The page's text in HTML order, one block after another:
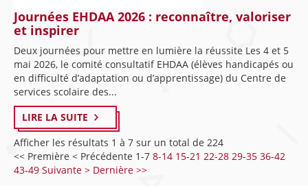
Journées EHDAA 2026 : reconnaître, valoriser
et inspirer
Deux journées pour mettre en lumière la réussite Les 4 et 5
mai 2026, le comité consultatif EHDAA (élèves handicapés ou
en difficulté d’adaptation ou d’apprentissage) du Centre de
services scolaire des...
LIRE LA SUITE
Afficher les résultats 1 à 7 sur un total de 224
<< Première < Précédente 1-7 8-14 15-21 22-28 29-35 36-42
43-49 Suivante > Dernière >>